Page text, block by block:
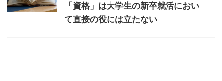
「資格」は大学生の新卒就活におい
て直接の役には立たない